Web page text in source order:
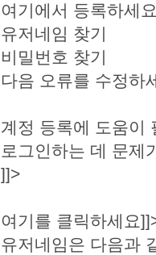
여기에서 등록하세
유저네임 찾기
비밀번호 찾기
다음 오류를 수정하
계정 등록에 도움이
로그인하는 데 문제
]]>
여기를 클릭하세요
유저네임은 다음과